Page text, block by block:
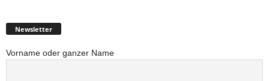
Newsletter
Vorname oder ganzer Name